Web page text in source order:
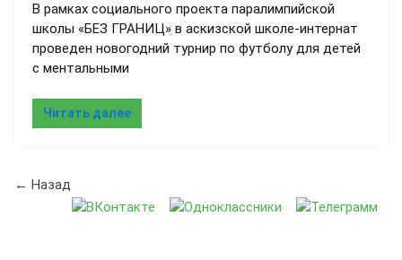
В рамках социального проекта паралимпийской
школы «БЕЗ ГРАНИЦ» в аскизской школе-интернат
проведен новогодний турнир по футболу для детей
с ментальными
Читать далее
← Назад